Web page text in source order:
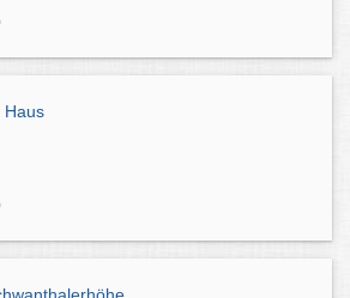
Haus